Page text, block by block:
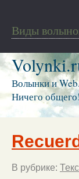
Виды
Волынки и Web.
Ничего
В рубрике: